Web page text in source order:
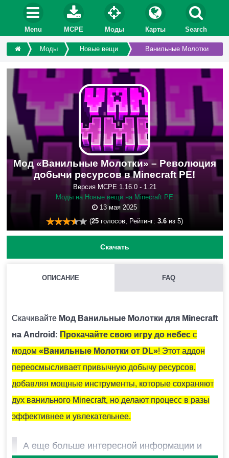
Menu MCPE Моды Карты Search
Моды Новые вещи Ванильные Молотки
Мод «Ванильные Молотки» – Революция
добычи ресурсов в Minecraft PE!
Версия MCPE 1.16.0 - 1.21
Моды на Новые вещи на Minecraft PE
13 мая 2025
(25 голосов, Рейтинг: 3.6 из 5)
Скачать
ОПИСАНИЕ FAQ
Скачивайте Мод Ванильные Молотки для Minecraft
на Android: Прокачайте свою игру до небесс
модом «Ванильные Молотки от DL»! Этот аддон
переосмысливает привычную добычу ресурсов,
добавляя мощные инструменты, которые сохраняют
дух ванильного Minecraft, но делают процесс в разы
эффективнее и увлекательнее.
А еще больше интересной информации и
Для этого нужно скачать файл мода и запустить его.
Модификация установится автоматически.
МОЖНО ЛИ ЗАПУСТИТЬ ЭТУ МОДИФИКАЦИЮ В
МНОГОПОЛЬЗОВАТЕЛЬСКОЙ ИГРЕ?
Да, для этого достаточно просто быть владельцем